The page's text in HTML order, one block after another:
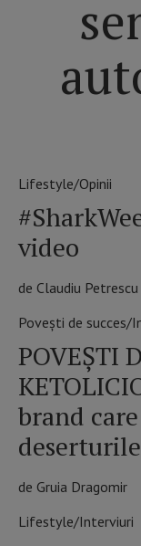
Lifestyle/Opinii
video
de Claudiu Petrescu
Povești de succes/
POVEŞTI
brand
de Gruia Dragomir
Lifestyle/Interviuri